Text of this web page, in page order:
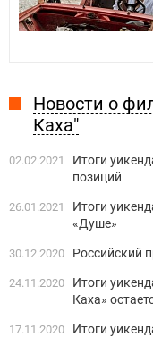
Новости о
Каха"
02.02.2021
Итоги
позиций
26.01.2021
Итоги
«Душе»
30.12.2020 Российский
24.11.2020
Итоги
Каха»
17.11.2020
Итоги